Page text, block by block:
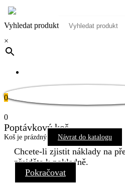
Vyhledat produkt
×
0
0
Poptávkový koš
Koš je prázdný Návrat do katalogu
Chcete-li zjistit náklady na
přejděte k pokladně.
Pokračovat